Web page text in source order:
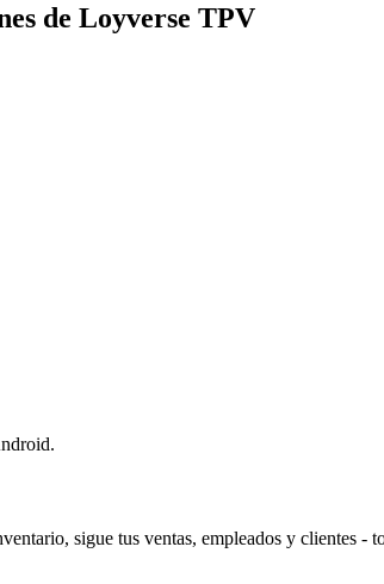
de Loyverse TPV
sigue tus ventas, empleados y clientes -